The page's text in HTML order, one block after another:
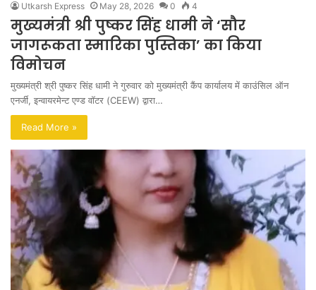
Utkarsh Express May 28, 2026 0 4
मुख्यमंत्री श्री पुष्कर सिंह धामी ने ‘सौर
जागरूकता स्मारिका पुस्तिका’ का किया
विमोचन
मुख्यमंत्री श्री पुष्कर सिंह धामी ने गुरुवार को मुख्यमंत्री कैंप कार्यालय में काउंसिल ऑन
एनर्जी, इन्वायरमेन्ट एण्ड वॉटर (CEEW) द्वारा…
Read More »